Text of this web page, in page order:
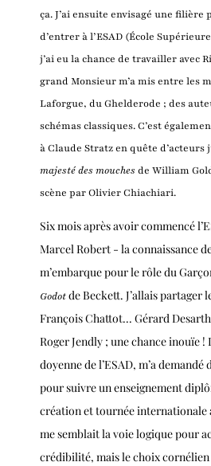
ça. J’ai ensuite envisagé une
d’entrer à l’ESAD (École
j’ai eu la chance de travailler avec
grand Monsieur m’a mis entre les
Laforgue, du Ghelderode ; des
schémas classiques. C’est
à Claude Stratz en quête
majesté des mouchesde William
scène par Olivier Chiachiari.
Six mois après avoir commencé
Marcel Robert - la connaissance
m’embarque pour le rôle du
Godotde Beckett. J’allais partager
François Chattot... Gérard
Roger Jendly ; une chance inouïe
doyenne de l’ESAD, m’a
pour suivre un enseignement
création et tournée internationale
me semblait la voie logique pour
crédibilité, mais le choix